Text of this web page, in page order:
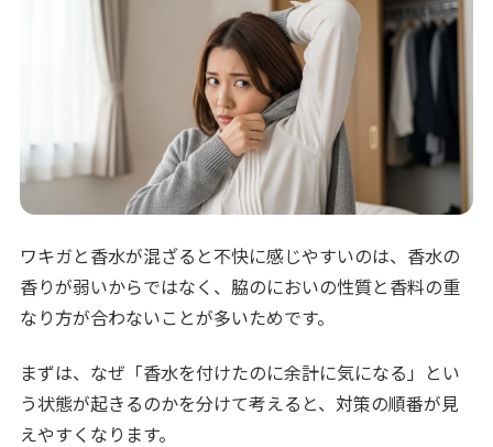
ワキガと香水が混ざると不快に感じやすいのは、香水の
香りが弱いからではなく、脇のにおいの性質と香料の重
なり方が合わないことが多いためです。
まずは、なぜ「香水を付けたのに余計に気になる」とい
う状態が起きるのかを分けて考えると、対策の順番が見
えやすくなります。